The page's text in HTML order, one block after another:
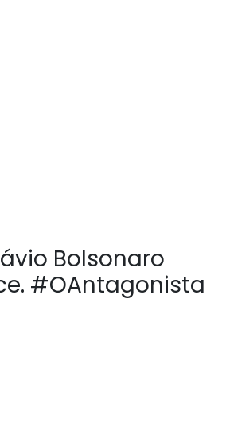
Bolsonaro
#OAntagonista